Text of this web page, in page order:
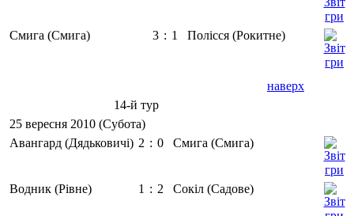
Смига (Смига) 3 : 1 Полісся (Рокитне)
наверх
14-й тур
25 вересня 2010 (Субота)
Авангард (Дядьковичі) 2 : 0 Смига (Смига)
Водник (Рівне) 1 : 2 Сокіл (Садове)